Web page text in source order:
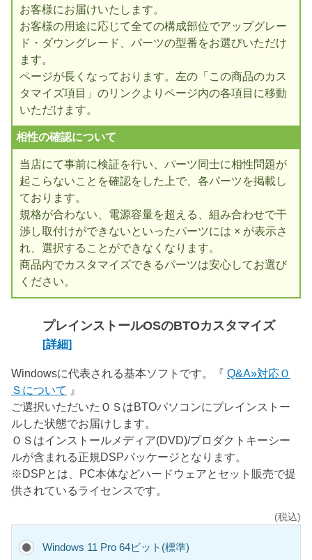
お客様にお届けいたします。
お客様の用途に応じて全ての構成部位でアップグレー
ド・ダウングレード、パーツの型番をお選びいただけ
ます。
ページが長くなっております。左の「この商品のカス
タマイズ項目」のリンクよりページ内の各項目に移動
いただけます。
相性の確認について
当店にて事前に検証を行い、パーツ同士に相性問題が
起こらないことを確認をした上で、各パーツを掲載し
ております。
規格が合わない、電源容量を超える、組み合わせで干
渉し取付けができないといったパーツには × が表示さ
れ、選択することができなくなります。
商品内でカスタマイズできるパーツは安心してお選び
ください。
プレインストールOSのBTOカスタマイズ
[詳細]
Windowsに代表される基本ソフトです。『 Q&A»対応Ｏ
Ｓについて 』
ご選択いただいたＯＳはBTOパソコンにプレインストー
ルした状態でお届けします。
ＯＳはインストールメディア(DVD)/プロダクトキーシー
ルが含まれる正規DSPパッケージとなります。
※DSPとは、PC本体などハードウェアとセット販売で提
供されているライセンスです。
(税込)
Windows 11 Pro 64ビット(標準)